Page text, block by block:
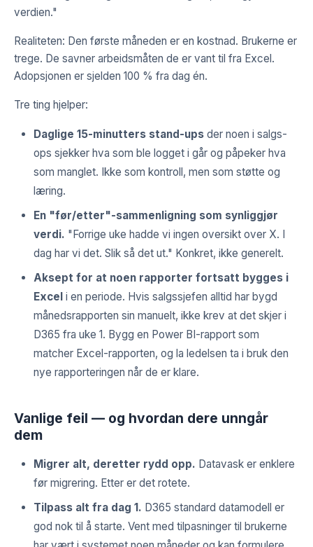
verdien."
Realiteten: Den første måneden er en kostnad. Brukerne er
trege. De savner arbeidsmåten de er vant til fra Excel.
Adopsjonen er sjelden 100 % fra dag én.
Tre ting hjelper:
Daglige 15-minutters stand-ups der noen i salgs-
ops sjekker hva som ble logget i går og påpeker hva
som manglet. Ikke som kontroll, men som støtte og
læring.
En "før/etter"-sammenligning som synliggjør
verdi. "Forrige uke hadde vi ingen oversikt over X. I
dag har vi det. Slik så det ut." Konkret, ikke generelt.
Aksept for at noen rapporter fortsatt bygges i
Excel i en periode. Hvis salgssjefen alltid har bygd
månedsrapporten sin manuelt, ikke krev at det skjer i
D365 fra uke 1. Bygg en Power BI-rapport som
matcher Excel-rapporten, og la ledelsen ta i bruk den
nye rapporteringen når de er klare.
Vanlige feil — og hvordan dere unngår
dem
Migrer alt, deretter rydd opp. Datavask er enklere
før migrering. Etter er det rotete.
Tilpass alt fra dag 1. D365 standard datamodell er
god nok til å starte. Vent med tilpasninger til brukerne